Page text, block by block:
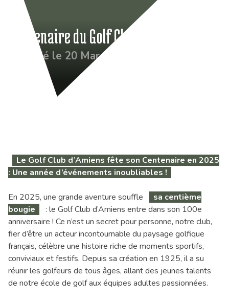
Centenaire du Golf Club d’Amiens
Publié le 20 Mar 2025
Le Golf Club d’Amiens fête son Centenaire en 2025
: Une année d’événements inoubliables !
En 2025, une grande aventure souffle
sa centième
bougie
: le Golf Club d’Amiens entre dans son 100e
anniversaire ! Ce n’est un secret pour personne, notre club,
fier d’être un acteur incontournable du paysage golfique
français, célèbre une histoire riche de moments sportifs,
conviviaux et festifs. Depuis sa création en 1925, il a su
réunir les golfeurs de tous âges, allant des jeunes talents
de notre école de golf aux équipes adultes passionnées.